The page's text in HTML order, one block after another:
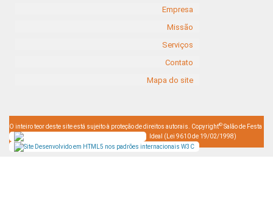
Empresa
Missão
Serviços
Contato
Mapa do site
O inteiro teor deste site está sujeito à proteção de direitos autorais. Copyright© Salão de Festa
Ideal (Lei 9610 de 19/02/1998)